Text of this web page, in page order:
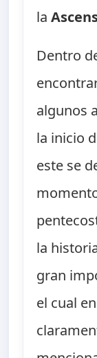
la
Dentro
algunos
la inicio
este se
la
gran
el cual